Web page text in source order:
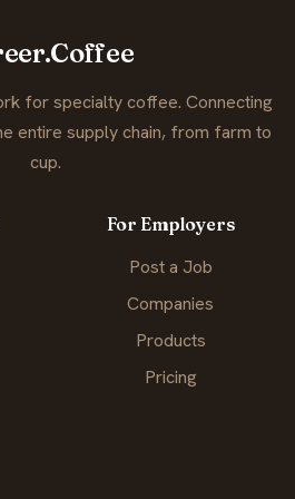
for specialty coffee. Connecting
entire supply chain, from farm to
cup.
For Employers
Post a Job
Companies
Products
Pricing